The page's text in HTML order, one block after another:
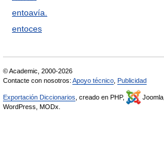
entoavía.
entoces
© Academic, 2000-2026
Contacte con nosotros: Apoyo técnico Publicidad
Exportación Diccionarios , creado en PHP, Joomla,
WordPress, MODx.